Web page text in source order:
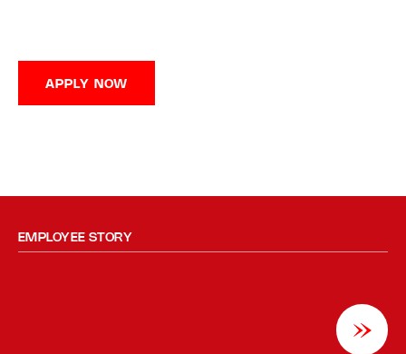
APPLY NOW
EMPLOYEE STORY